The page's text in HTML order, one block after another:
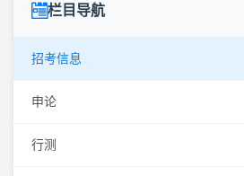
栏目导航
招考信息
申论
行测